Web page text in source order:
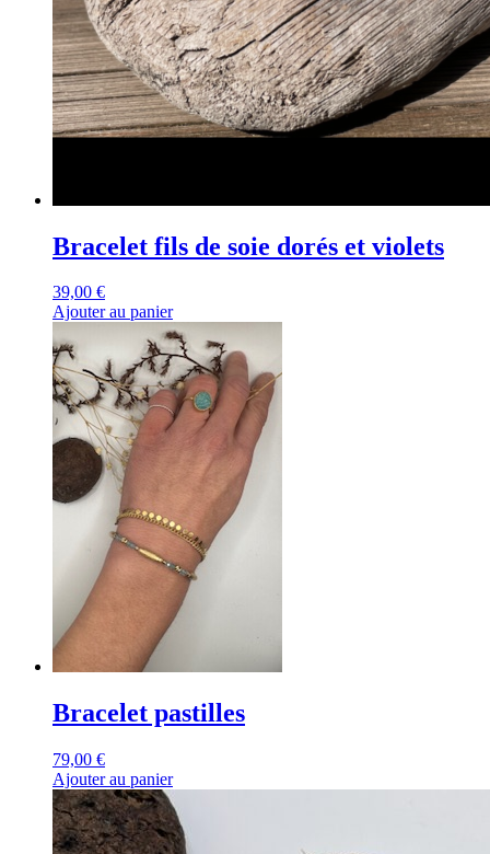
Bracelet fils de soie dorés et violets
39,00 €
Ajouter au panier
Bracelet pastilles
79,00 €
Ajouter au panier